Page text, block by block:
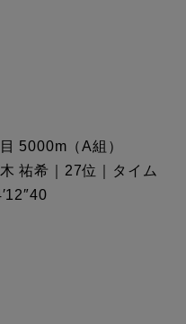
5000m（A組）
祐希｜27位｜タイム